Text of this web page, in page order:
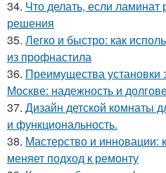
34. Что делать, если ламинат
решения
35. Легко и быстро: как
из профнастила
36. Преимущества установки
Москве: надежность и
37. Дизайн детской комнаты
и функциональность.
38. Мастерство и инновации:
меняет подход к ремонту